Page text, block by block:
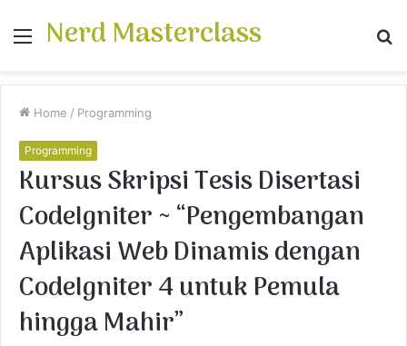
Menu
Nerd Masterclass
Home / Programming
Programming
Kursus Skripsi Tesis Disertasi
CodeIgniter ~ “Pengembangan
Aplikasi Web Dinamis dengan
CodeIgniter 4 untuk Pemula
hingga Mahir”